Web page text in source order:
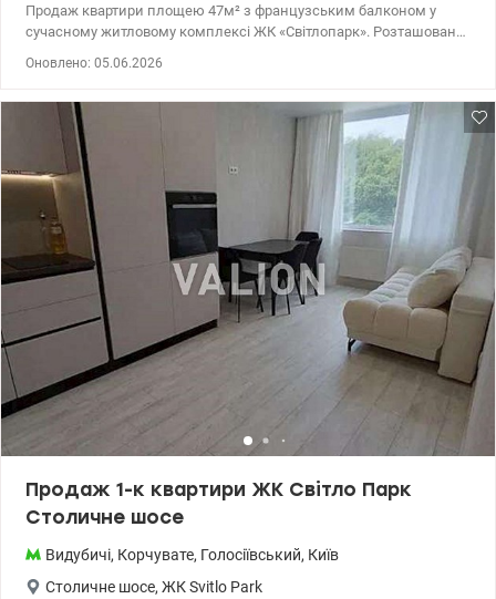
Продаж квартири площею 47м² з французським балконом у
сучасному житловому комплексі ЖК «Світлопарк». Розташована
холми. Квартира без ремонту. ЖК «Світлопарк» має розвинену
інфраструктуру: закрита територія, охорона, сучасні дитячі та
спортивні майданчики, зручну транспортну розв’язку, поруч
магазини та кафе 044 200 10 80 Valion.ua/1146360
Оновлено: 05.06.2026
Продаж 1-к квартири ЖК Світло Парк
Столичне шосе
Видубичі, Корчувате, Голосіївський, Київ
Столичне шосе, ЖК Svitlo Park